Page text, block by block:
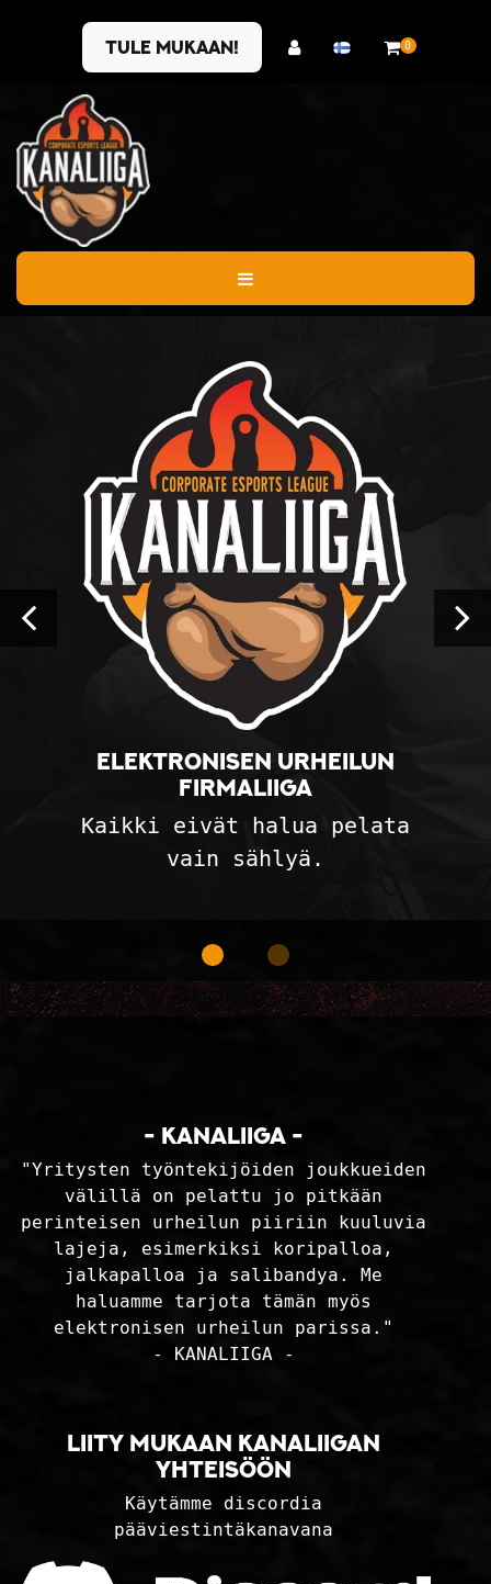
Tule mukaan! 0
Elektronisen urheilun
firmaliiga
Kaikki eivät halua pelata
vain sählyä.
- KANALIIGA -
"Yritysten työntekijöiden joukkueiden
välillä on pelattu jo pitkään
perinteisen urheilun piiriin kuuluvia
lajeja, esimerkiksi koripalloa,
jalkapalloa ja salibandya. Me
haluamme tarjota tämän myös
elektronisen urheilun parissa."
- KANALIIGA -
Liity mukaan kanaliigan
yhteisöön
Käytämme discordia
pääviestintäkanavana